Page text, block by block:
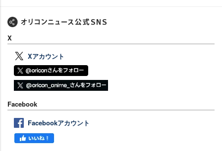
X
Xアカウント
Facebook
Facebookアカウント